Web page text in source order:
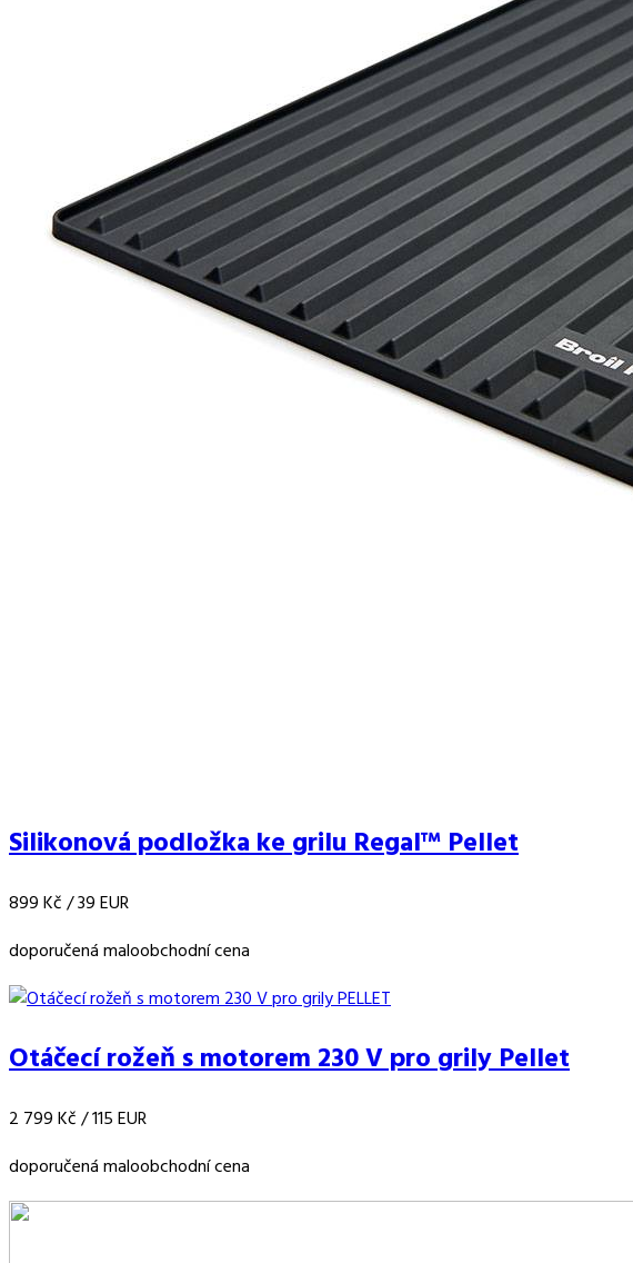
Silikonová podložka ke grilu Regal™ Pellet
899 Kč/ 39 EUR
doporučená maloobchodní cena
Otáčecí rožeň s motorem 230 V pro grily Pellet
2 799 Kč/ 115 EUR
doporučená maloobchodní cena